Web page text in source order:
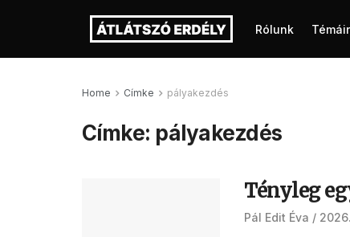
Rólunk
Home Címke pályakezdés
Címke: pályakezdés
Tényleg
Pál Edit Éva